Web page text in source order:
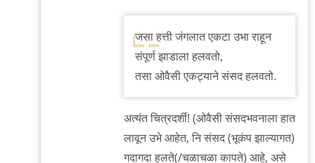
जसा हत्ती जंगलात एकटा उभा राहून
संपूर्ण झाडाला हलवतो,
तसा ओवैसी एकट्याने संसद हलवतो.
अत्यंत चित्रदर्शी! (ओवैसी संसदभवनाला हात
लावून उभे आहेत, नि संसद (भूकंप झाल्यागत)
गदागदा हलते(/चळाचळा कापते) आहे, असे